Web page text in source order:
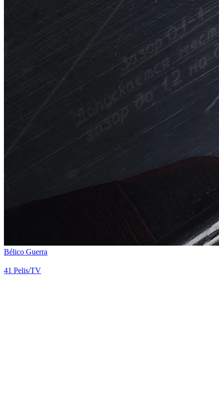
Bélico Guerra
41 Pelis/TV